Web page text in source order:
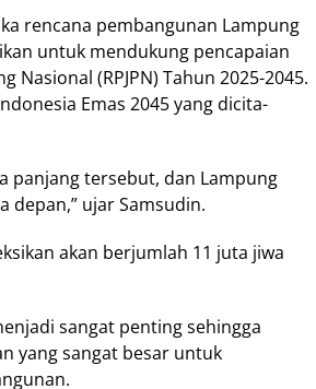
rencana pembangunan Lampung
untuk mendukung pencapaian
Nasional (RPJPN) Tahun 2025-2045.
Emas 2045 yang dicita-
panjang tersebut, dan Lampung
depan,” ujar Samsudin.
akan berjumlah 11 juta jiwa
sangat penting sehingga
yang sangat besar untuk